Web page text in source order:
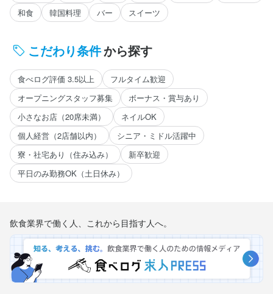
和食
韓国料理 バー スイーツ
こだわり条件から探す
食べログ評価 3.5以上
フルタイム歓迎
オープニングスタッフ募集
ボーナス・賞与あり
小さなお店（20席未満）
ネイルOK
個人経営（2店舗以内）
シニア・ミドル活躍中
寮・社宅あり（住み込み）
新卒歓迎
平日のみ勤務OK（土日休み）
飲食業界で働く人、これから目指す人へ。